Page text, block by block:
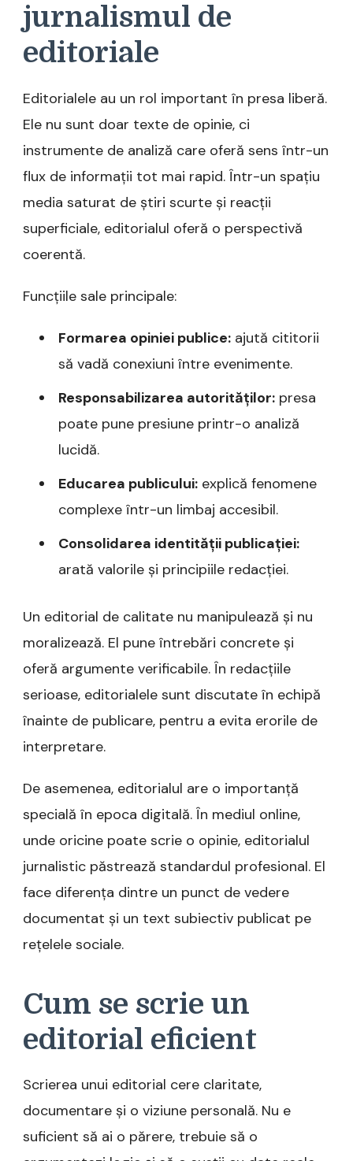
jurnalismul de
editoriale
Editorialele au un rol important în presa liberă.
Ele nu sunt doar texte de opinie, ci
instrumente de analiză care oferă sens într-un
flux de informații tot mai rapid. Într-un spațiu
media saturat de știri scurte și reacții
superficiale, editorialul oferă o perspectivă
coerentă.
Funcțiile sale principale:
Formarea opiniei publice: ajută cititorii
să vadă conexiuni între evenimente.
Responsabilizarea autorităților: presa
poate pune presiune printr-o analiză
lucidă.
Educarea publicului: explică fenomene
complexe într-un limbaj accesibil.
Consolidarea identității publicației:
arată valorile și principiile redacției.
Un editorial de calitate nu manipulează și nu
moralizează. El pune întrebări concrete și
oferă argumente verificabile. În redacțiile
serioase, editorialele sunt discutate în echipă
înainte de publicare, pentru a evita erorile de
interpretare.
De asemenea, editorialul are o importanță
specială în epoca digitală. În mediul online,
unde oricine poate scrie o opinie, editorialul
jurnalistic păstrează standardul profesional. El
face diferența dintre un punct de vedere
documentat și un text subiectiv publicat pe
rețelele sociale.
Cum se scrie un
editorial eficient
Scrierea unui editorial cere claritate,
documentare și o viziune personală. Nu e
suficient să ai o părere, trebuie să o